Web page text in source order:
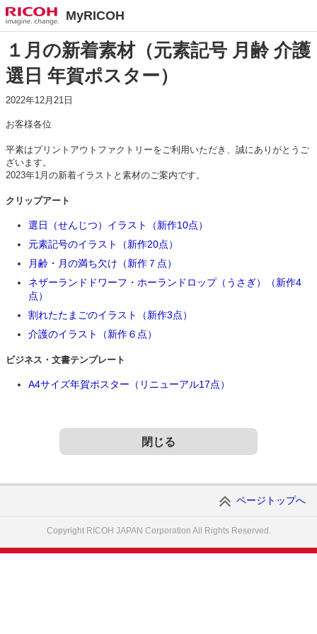
MyRICOH
１月の新着素材（元素記号 月齢 介護
選日 年賀ポスター）
2022年12月21日
お客様各位
平素はプリントアウトファクトリーをご利用いただき、誠にありがとうご
ざいます。
2023年1月の新着イラストと素材のご案内です。
クリップアート
選日（せんじつ）イラスト（新作10点）
元素記号のイラスト（新作20点）
月齢・月の満ち欠け（新作７点）
ネザーランドドワーフ・ホーランドロップ（うさぎ）（新作4
点）
割れたたまごのイラスト（新作3点）
介護のイラスト（新作６点）
ビジネス・文書テンプレート
A4サイズ年賀ポスター（リニューアル17点）
閉じる
ページトップへ
Copyright RICOH JAPAN Corporation All Rights Reserved.